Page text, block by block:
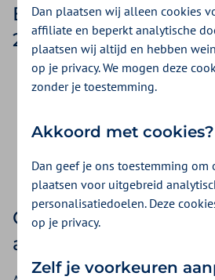
Betaaltekst FBTO
29 mei 2026
U ziet straks geen label meer op
Wij gebruiken voortaan 'ons
Bij correcties en voorschotten
Controleer uw
aflettering
Dan plaatsen wij alleen cookies
affiliate en beperkt analytische
plaatsen wij altijd en hebben
op je privacy. We mogen deze
zonder je toestemming.
Akkoord met cookies?
Dan geef je ons toestemming om
plaatsen voor uitgebreid
personalisatiedoelen. Deze
op je privacy.
Zelf je voorkeuren